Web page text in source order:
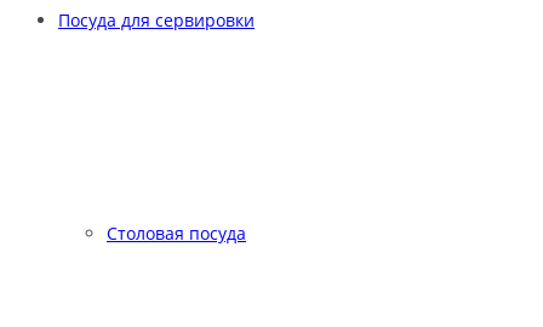
Посуда для сервировки
Столовая посуда